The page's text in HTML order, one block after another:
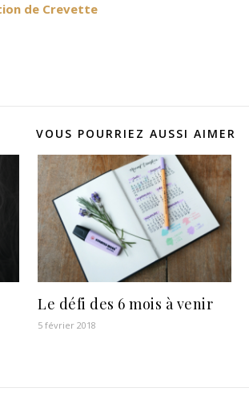
de Crevette
VOUS POURRIEZ AUSSI AIMER
Le défi des 6 mois à venir
5 février 2018